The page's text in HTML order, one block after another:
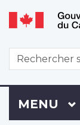
WxT
Search
form
connecter
à
Menu
MENU